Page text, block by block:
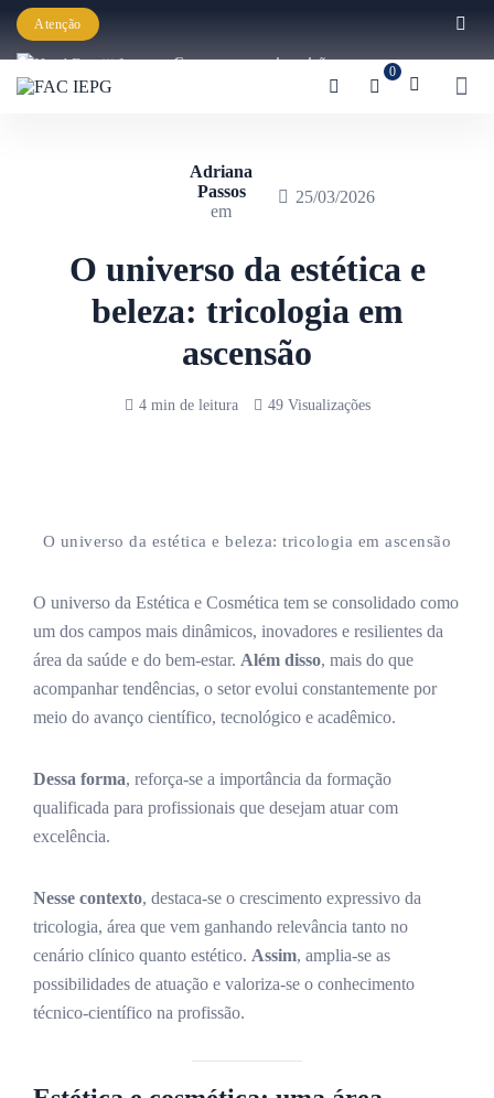
Atenção
Começaram as inscrições para a
Graduação IEPG 2026!
0
Adriana
Passos
em
25/03/2026
O universo da estética e
beleza: tricologia em
ascensão
4 min de leitura 49 Visualizações
O universo da estética e beleza: tricologia em ascensão
O universo da Estética e Cosmética tem se consolidado como
um dos campos mais dinâmicos, inovadores e resilientes da
área da saúde e do bem-estar. Além disso, mais do que
acompanhar tendências, o setor evolui constantemente por
meio do avanço científico, tecnológico e acadêmico.
Dessa forma, reforça-se a importância da formação
qualificada para profissionais que desejam atuar com
excelência.
Nesse contexto, destaca-se o crescimento expressivo da
tricologia, área que vem ganhando relevância tanto no
cenário clínico quanto estético. Assim, amplia-se as
possibilidades de atuação e valoriza-se o conhecimento
técnico-científico na profissão.